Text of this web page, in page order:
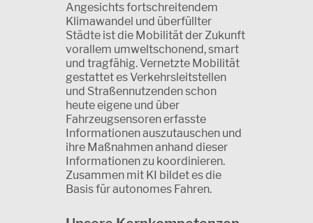
Angesichts fortschreitendem
Klimawandel und überfüllter
Städte ist die Mobilität der Zukunft
vorallem umweltschonend, smart
und tragfähig. Vernetzte Mobilität
gestattet es Verkehrsleitstellen
und Straßennutzenden schon
heute eigene und über
Fahrzeugsensoren erfasste
Informationen auszutauschen und
ihre Maßnahmen anhand dieser
Informationen zu koordinieren.
Zusammen mit KI bildet es die
Basis für autonomes Fahren.